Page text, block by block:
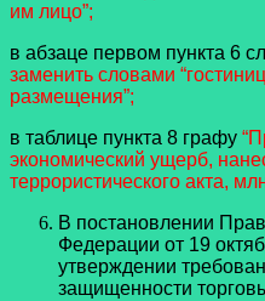
им лицо”;
в абзаце первом пункта 6
заменить словами
размещения”;
в таблице пункта 8 графу
экономический ущерб,
террористического акта,
В постановлении
Федерации от 19
утверждении
защищенности